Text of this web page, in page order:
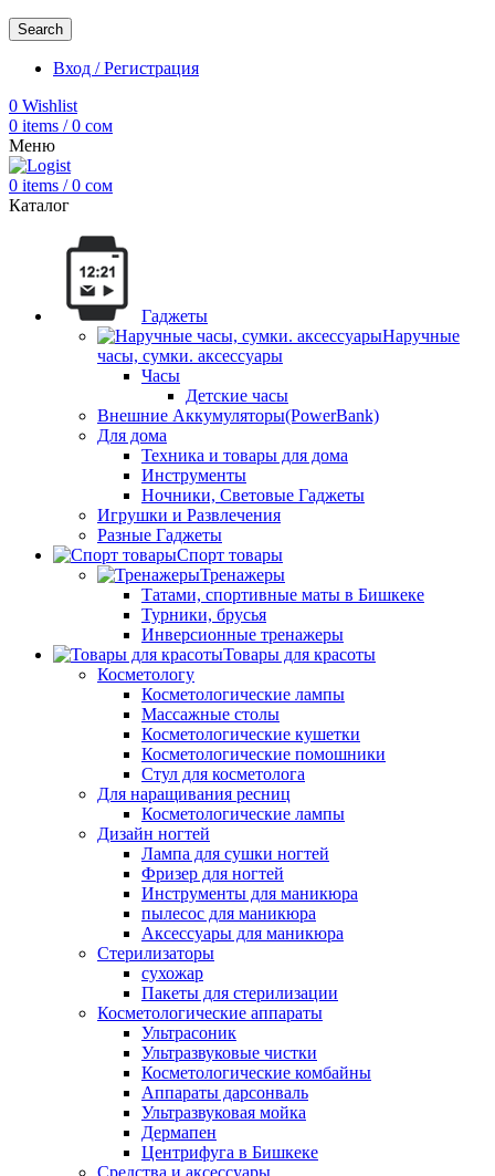
Search
Вход / Регистрация
0 Wishlist
0 items / 0 сом
Меню
0 items / 0 сом
Каталог
Гаджеты
Наручные
часы, сумки. аксессуары
Часы
Детские часы
Внешние Аккумуляторы(PowerBank)
Для дома
Техника и товары для дома
Инструменты
Ночники, Световые Гаджеты
Игрушки и Развлечения
Разные Гаджеты
Спорт товары
Тренажеры
Татами, спортивные маты в Бишкеке
Турники, брусья
Инверсионные тренажеры
Товары для красоты
Косметологу
Косметологические лампы
Массажные столы
Косметологические кушетки
Косметологические помошники
Стул для косметолога
Для наращивания ресниц
Косметологические лампы
Дизайн ногтей
Лампа для сушки ногтей
Фризер для ногтей
Инструменты для маникюра
пылесос для маникюра
Аксессуары для маникюра
Стерилизаторы
сухожар
Пакеты для стерилизации
Косметологические аппараты
Ультрасоник
Ультразвуковые чистки
Косметологические комбайны
Аппараты дарсонваль
Ультразвуковая мойка
Дермапен
Центрифуга в Бишкеке
Средства и аксессуары